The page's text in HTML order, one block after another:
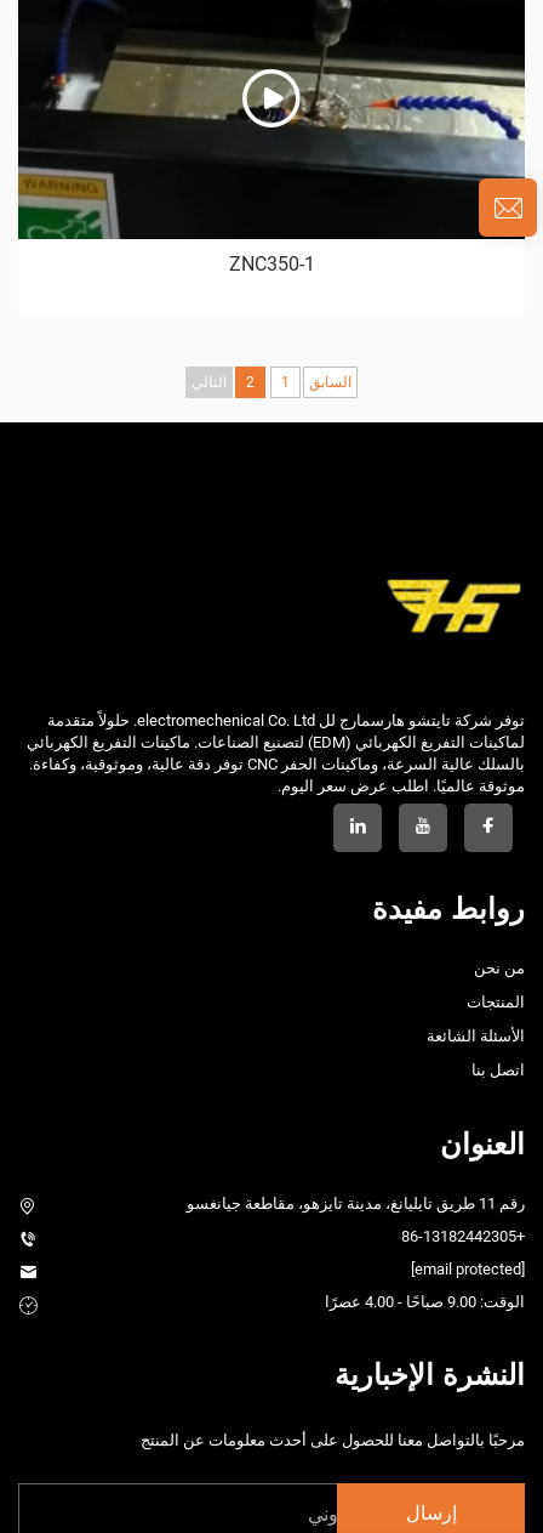
ZNC350-1
السابق 1
2 التالي
توفر شركة تايتشو هارسمارج لل electromechenical Co. Ltd. حلولاً متقدمة
لماكينات التفريغ الكهربائي (EDM) لتصنيع الصناعات. ماكينات التفريغ الكهربائي
بالسلك عالية السرعة، وماكينات الحفر CNC توفر دقة عالية، وموثوقية، وكفاءة.
موثوقة عالميًا. اطلب عرض سعر اليوم.
روابط مفيدة
من نحن
المنتجات
الأسئلة الشائعة
اتصل بنا
العنوان
رقم 11 طريق تايليانغ، مدينة تايزهو، مقاطعة جيانغسو
+86-13182442305
الوقت: 9.00 صباحًا - 4.00 عصرًا
النشرة الإخبارية
مرحبًا بالتواصل معنا للحصول على أحدث معلومات عن المنتج
إرسال